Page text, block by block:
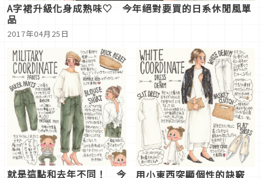
A字裙升級化身成熟味♡ 今年絕對要買的日系休閒風單
品
2017年04月25日
就是這點和去年不同！ 今 用小東西突顯個性的訣竅